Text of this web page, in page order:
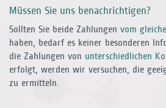
Müssen Sie uns benachrichtigen?
Sollten Sie beide Zahlungen vom
haben, bedarf es keiner besonderen
die Zahlungen von unter­schiedlichen
erfolgt, werden wir versuchen, die
zu ermitteln.